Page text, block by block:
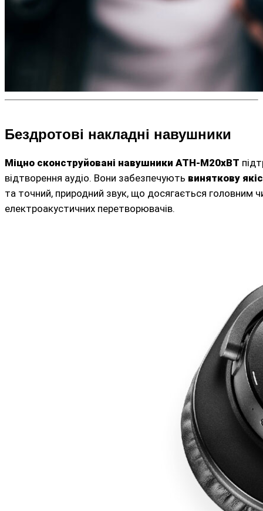
Бездротові накладні навушники
Міцно сконструйовані навушники ATH-M20xBT
відтворення аудіо. Вони забезпечують виняткову
та точний, природний звук, що досягається
електроакустичних перетворювачів.